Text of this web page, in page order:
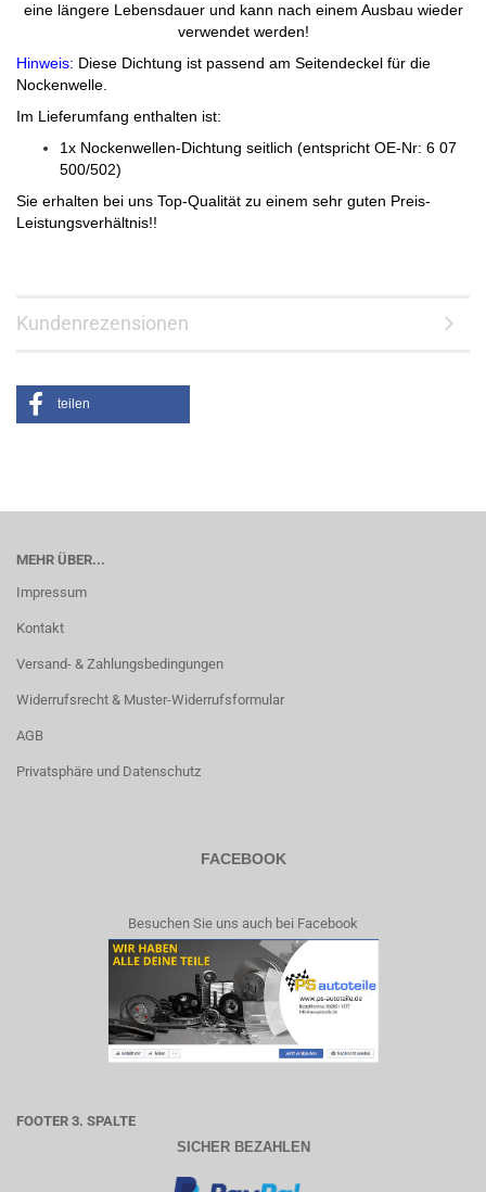
eine längere Lebensdauer und kann nach einem Ausbau wieder
verwendet werden!
Hinweis: Diese Dichtung ist passend am Seitendeckel für die
Nockenwelle.
Im Lieferumfang enthalten ist:
1x Nockenwellen-Dichtung seitlich (entspricht OE-Nr: 6 07
500/502)
Sie erhalten bei uns Top-Qualität zu einem sehr guten Preis-
Leistungsverhältnis!!
Kundenrezensionen
teilen
MEHR ÜBER...
Impressum
Kontakt
Versand- & Zahlungsbedingungen
Widerrufsrecht & Muster-Widerrufsformular
AGB
Privatsphäre und Datenschutz
FACEBOOK
Besuchen Sie uns auch bei Facebook
FOOTER 3. SPALTE
SICHER BEZAHLEN